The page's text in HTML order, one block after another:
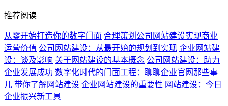
推荐阅读
从零开始打造你的数字门面 合理策划公司网站建设实现商业
运营价值 公司网站建设：从最开始的规划到实现 企业网站建
设：谈及影响 关于网站建设的基本概念 公司网站建设：助力
企业发展成功 数字化时代的门面工程：聊聊企业官网那些事
儿 带你了解网站建设 企业网站建设的重要性 网站建设：今日
企业振兴新工具